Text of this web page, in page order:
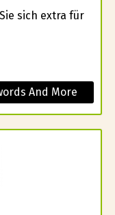
sich extra für
And More